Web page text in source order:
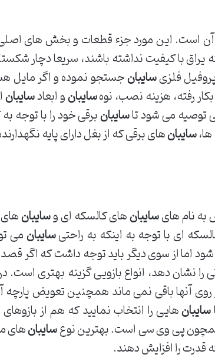
آن است. این مورد جزء قطعات و بخش های
یراق با کیفیت نداشته باشند، سریعا دچار
فلزیسایبانجستجو نموده و اگر مایل
رفته، هزینه نصب، نوهسایبانو ابعادسایبان
توصیه می شود تاسایبانبرقی خود را با توجه
سایبانهای برقی که از بغل دارای پایه
نام هایسایبانهای کالسکه ای وسایبان
ای با توجه به اینکه به راحتیسایبانمی
اما از سوی دیگر باید توجه داشت که اگر قصد
را نشان دهد، انواع بازویی گزینه بهتری است.
آنها باقی نمی ماند همچنین تعویض پارچه
سایبانهایی را انتخاب نمایید که هم از
پی وی سی است. بهترین نوعسایبانهای
قدرت را افزایش دهند.